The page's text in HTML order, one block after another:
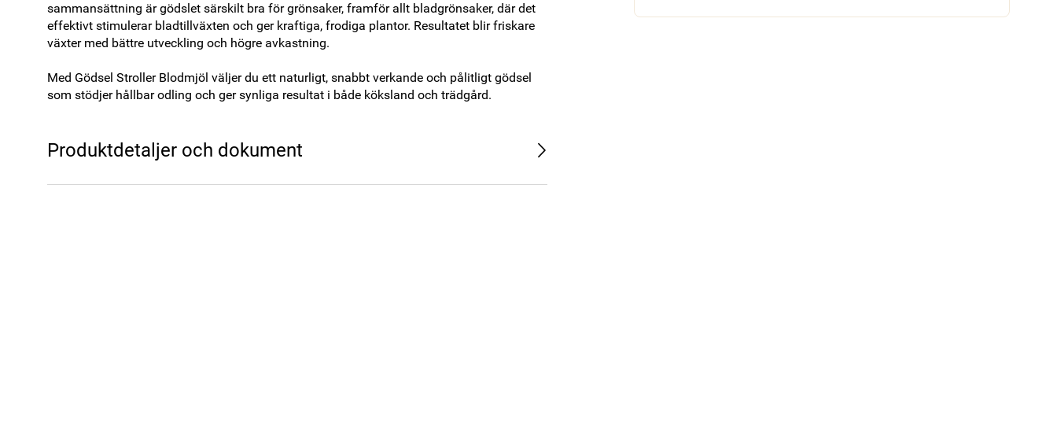
sammansättning är gödslet särskilt bra för grönsaker, framför allt bladgrönsaker, där det
effektivt stimulerar bladtillväxten och ger kraftiga, frodiga plantor. Resultatet blir friskare
växter med bättre utveckling och högre avkastning.
Med Gödsel Stroller Blodmjöl väljer du ett naturligt, snabbt verkande och pålitligt gödsel
som stödjer hållbar odling och ger synliga resultat i både köksland och trädgård.
Produktdetaljer och dokument